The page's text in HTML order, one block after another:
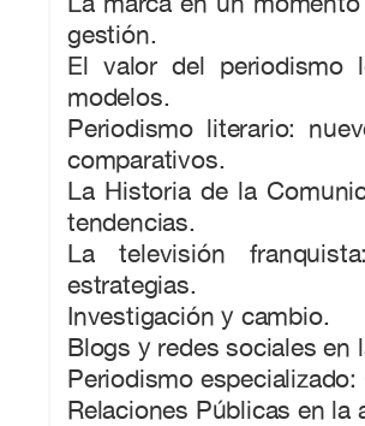
gestión.
El valor del periodismo
modelos.
Periodismo literario:
comparativos.
La Historia de la
tendencias.
La televisión
estrategias.
Investigación y cambio.
Blogs y redes sociales en
Periodismo
Relaciones Públicas en la